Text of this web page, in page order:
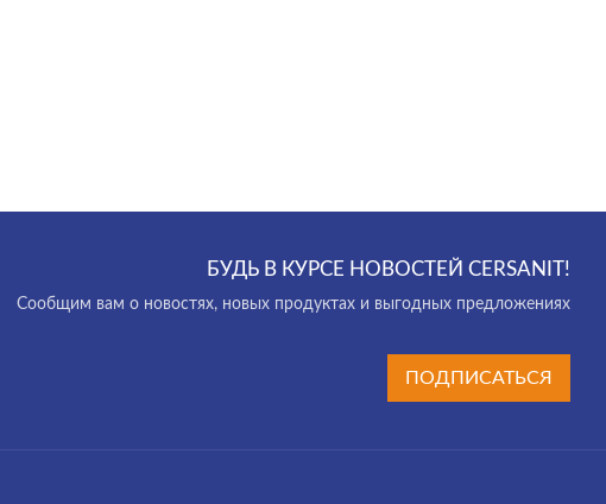
БУДЬ В КУРСЕ НОВОСТЕЙ CERSANIT!
Cообщим вам о новостях, новых продуктах и выгодных предложениях
ПОДПИСАТЬСЯ